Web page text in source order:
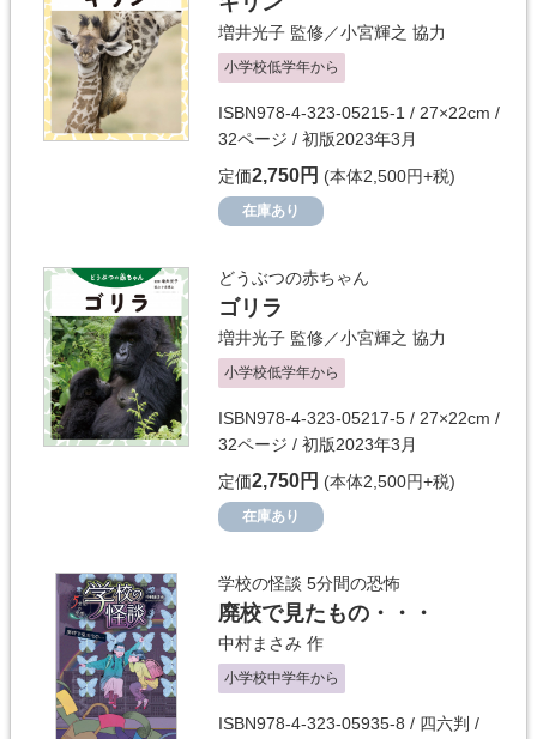
増井光子 監修／小宮輝之 協力
小学校低学年から
ISBN978-4-323-05215-1 / 27×22cm /
32ページ / 初版2023年3月
定価2,750円 (本体2,500円+税)
在庫あり
どうぶつの赤ちゃん
ゴリラ
増井光子 監修／小宮輝之 協力
小学校低学年から
ISBN978-4-323-05217-5 / 27×22cm /
32ページ / 初版2023年3月
定価2,750円 (本体2,500円+税)
在庫あり
学校の怪談 5分間の恐怖
廃校で見たもの・・・
中村まさみ 作
小学校中学年から
ISBN978-4-323-05935-8 / 四六判 /